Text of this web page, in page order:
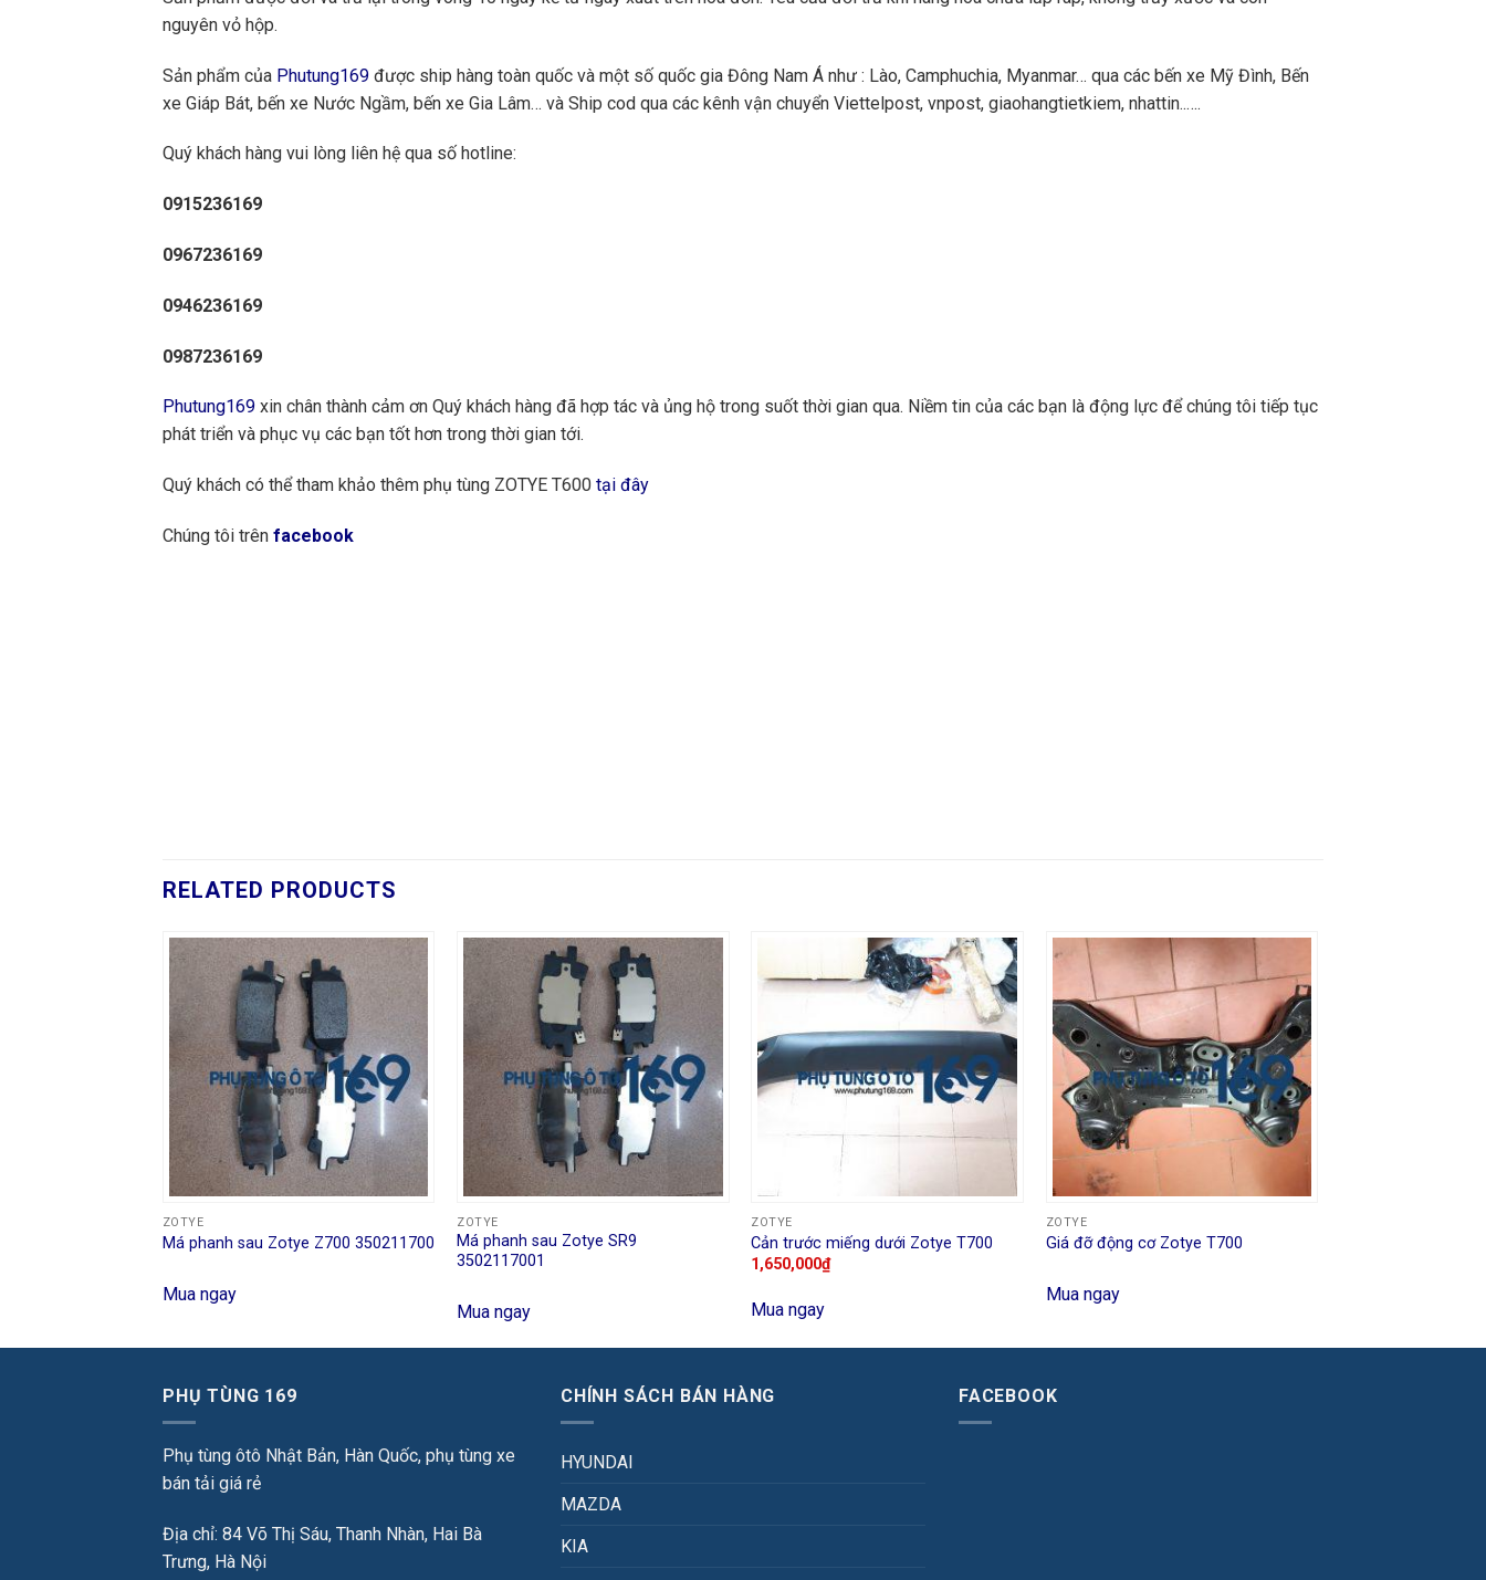
nguyên vỏ hộp.
Sản phẩm của Phutung169 được ship hàng toàn quốc và một số quốc gia Đông Nam Á như : Lào, Camphuchia, Myanmar… qua các bến xe Mỹ Đình, Bến
xe Giáp Bát, bến xe Nước Ngầm, bến xe Gia Lâm… và Ship cod qua các kênh vận chuyển Viettelpost, vnpost, giaohangtietkiem, nhattin..….
Quý khách hàng vui lòng liên hệ qua số hotline:
0915236169
0967236169
0946236169
0987236169
Phutung169 xin chân thành cảm ơn Quý khách hàng đã hợp tác và ủng hộ trong suốt thời gian qua. Niềm tin của các bạn là động lực để chúng tôi tiếp tục
phát triển và phục vụ các bạn tốt hơn trong thời gian tới.
Quý khách có thể tham khảo thêm phụ tùng ZOTYE T600 tại đây
Chúng tôi trên facebook
RELATED PRODUCTS
ZOTYE
Má phanh sau Zotye Z700 350211700
Mua ngay
ZOTYE
Má phanh sau Zotye SR9
3502117001
Mua ngay
ZOTYE
Cản trước miếng dưới Zotye T700
1,650,000₫
Mua ngay
ZOTYE
Giá đỡ động cơ Zotye T700
Mua ngay
PHỤ TÙNG 169
Phụ tùng ôtô Nhật Bản, Hàn Quốc, phụ tùng xe
bán tải giá rẻ
Địa chỉ: 84 Võ Thị Sáu, Thanh Nhàn, Hai Bà
Trưng, Hà Nội
CHÍNH SÁCH BÁN HÀNG
HYUNDAI
MAZDA
KIA
FACEBOOK